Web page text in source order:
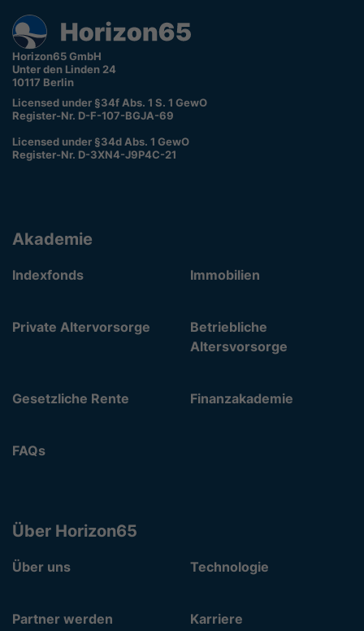
Horizon65 GmbH
Unter den Linden 24
10117 Berlin
Licensed under §34f Abs. 1 S. 1 GewO
Register-Nr. D-F-107-BGJA-69
Licensed under §34d Abs. 1 GewO
Register-Nr. D-3XN4-J9P4C-21
Akademie
Indexfonds Immobilien
Private Altervorsorge
Betriebliche
Altersvorsorge
Gesetzliche Rente Finanzakademie
FAQs
Über Horizon65
Über uns Technologie
Partner werden Karriere